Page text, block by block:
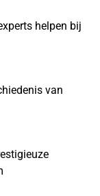
helpen bij
van